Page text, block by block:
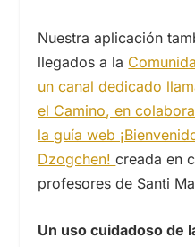
Nuestra aplicación
llegados a la
un canal dedicado
el Camino, en
la guía web
Dzogchen!creada en
profesores de Santi
Un uso cuidadoso de